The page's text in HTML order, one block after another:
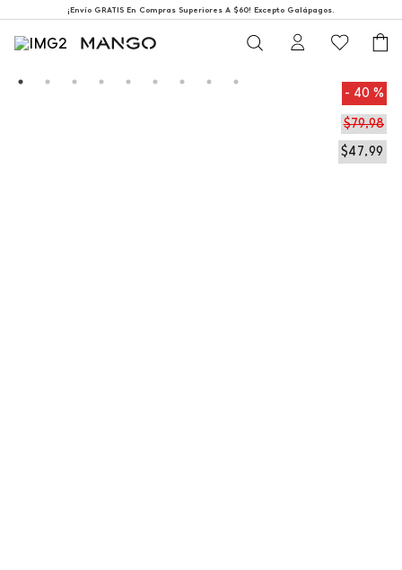
¡Envío GRATIS En Compras Superiores A $60! Excepto Galápagos.
40 %
$79,98
$47,99